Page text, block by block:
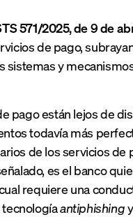
571/2025, de 9 de
de pago,
sistemas y
pago están lejos de
todavía más
de los servicios
es el banco
requiere una
tecnologíaantiphishing